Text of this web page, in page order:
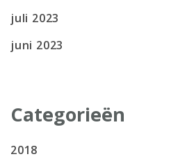
juli 2023
juni 2023
Categorieën
2018